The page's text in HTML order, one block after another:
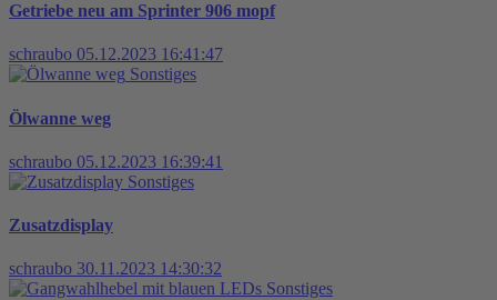
Getriebe neu am Sprinter 906 mopf
schraubo 05.12.2023 16:41:47
Sonstiges
Ölwanne weg
schraubo 05.12.2023 16:39:41
Sonstiges
Zusatzdisplay
schraubo 30.11.2023 14:30:32
Sonstiges